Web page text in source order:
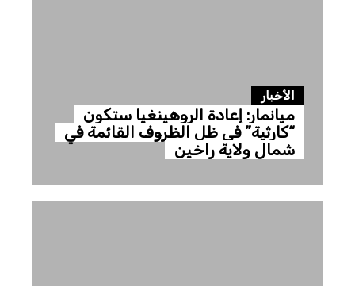
الأخبار
ميانمار: إعادة الروهينغيا ستكون
“كارثية” في ظل الظروف القائمة في
شمال ولاية راخين